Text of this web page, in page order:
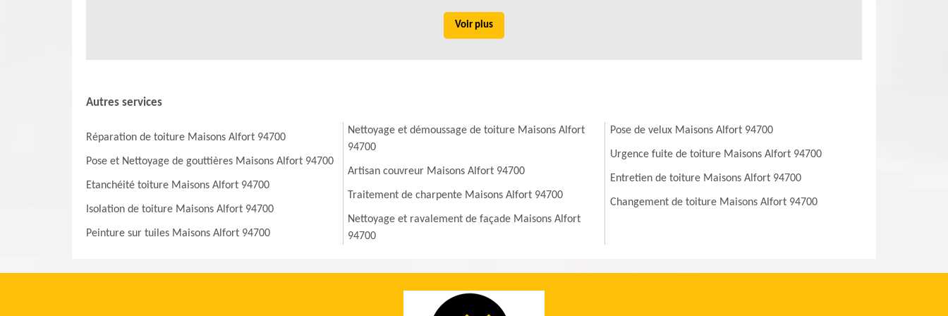
Voir plus
Autres services
Réparation de toiture Maisons Alfort 94700
Pose et Nettoyage de gouttières Maisons Alfort 94700
Etanchéité toiture Maisons Alfort 94700
Isolation de toiture Maisons Alfort 94700
Peinture sur tuiles Maisons Alfort 94700
Nettoyage et démoussage de toiture Maisons Alfort
94700
Artisan couvreur Maisons Alfort 94700
Traitement de charpente Maisons Alfort 94700
Nettoyage et ravalement de façade Maisons Alfort
94700
Pose de velux Maisons Alfort 94700
Urgence fuite de toiture Maisons Alfort 94700
Entretien de toiture Maisons Alfort 94700
Changement de toiture Maisons Alfort 94700